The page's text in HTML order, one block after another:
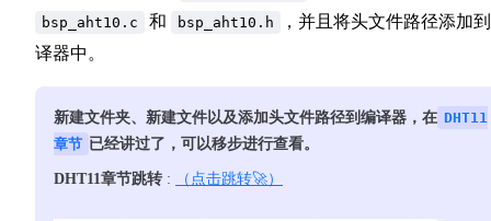
bsp_aht10.c 和 bsp_aht10.h
，并且将头文件路径添加
译器中。
新建文件夹、新建文件以及添加头文件路径到编译器，在 DHT11
章节 已经讲过了，可以移步进行查看。
DHT11章节跳转 : （点击跳转🚀）